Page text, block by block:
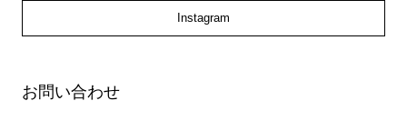
Instagram
お問い合わせ